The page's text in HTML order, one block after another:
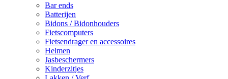
Bar ends
Batterijen
Bidons / Bidonhouders
Fietscomputers
Fietsendrager en accessoires
Helmen
Jasbeschermers
Kinderzitjes